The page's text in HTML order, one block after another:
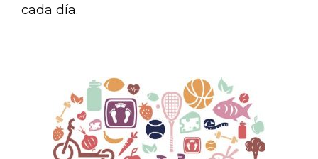
cada día.